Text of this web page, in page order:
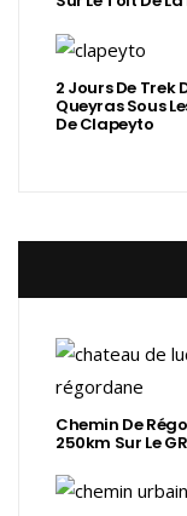
2 Jours De Trek
Queyras Sous
De Clapeyto
Chemin De
250km Sur Le